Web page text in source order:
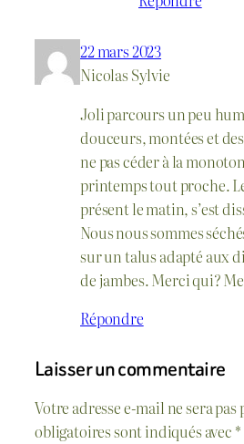
22 mars 2023
Nicolas Sylvie
Joli parcours un peu
douceurs, montées et
ne pas céder à la
printemps tout proche.
présent le matin, s’est
Nous nous sommes
sur un talus adapté aux
de jambes. Merci qui?
Répondre
Laisser un commentaire
Votre adresse e-mail ne sera pas
obligatoires sont indiqués avec *